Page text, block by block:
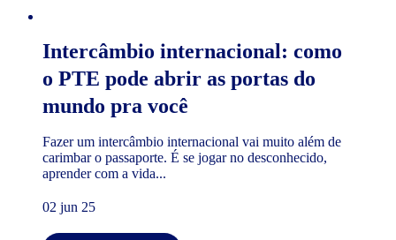
Intercâmbio internacional: como
o PTE pode abrir as portas do
mundo pra você
Fazer um intercâmbio internacional vai muito além de
carimbar o passaporte. É se jogar no desconhecido,
aprender com a vida...
02 jun 25